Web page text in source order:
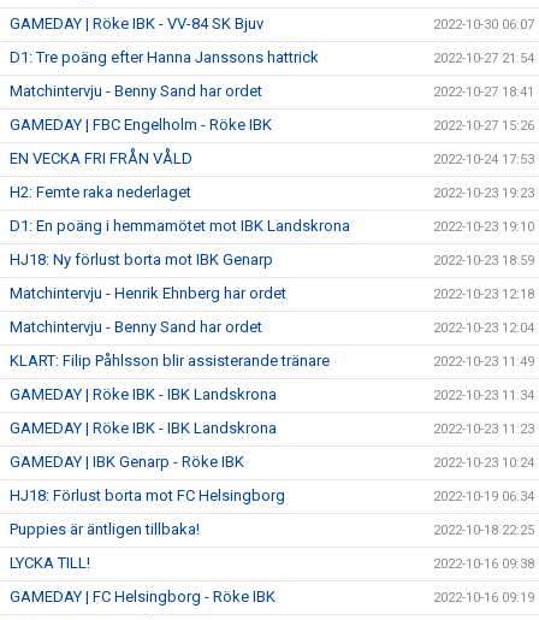
GAMEDAY | Röke IBK - VV-84 SK Bjuv 2022-10-30 06:07
D1: Tre poäng efter Hanna Janssons hattrick 2022-10-27 21:54
Matchintervju - Benny Sand har ordet 2022-10-27 18:41
GAMEDAY | FBC Engelholm - Röke IBK 2022-10-27 15:26
EN VECKA FRI FRÅN VÅLD 2022-10-24 17:53
H2: Femte raka nederlaget 2022-10-23 19:23
D1: En poäng i hemmamötet mot IBK Landskrona 2022-10-23 19:10
HJ18: Ny förlust borta mot IBK Genarp 2022-10-23 18:59
Matchintervju - Henrik Ehnberg har ordet 2022-10-23 12:18
Matchintervju - Benny Sand har ordet 2022-10-23 12:04
KLART: Filip Påhlsson blir assisterande tränare 2022-10-23 11:49
GAMEDAY | Röke IBK - IBK Landskrona 2022-10-23 11:34
GAMEDAY | Röke IBK - IBK Landskrona 2022-10-23 11:23
GAMEDAY | IBK Genarp - Röke IBK 2022-10-23 10:24
HJ18: Förlust borta mot FC Helsingborg 2022-10-19 06:34
Puppies är äntligen tillbaka! 2022-10-18 22:25
LYCKA TILL! 2022-10-16 09:38
GAMEDAY | FC Helsingborg - Röke IBK 2022-10-16 09:19